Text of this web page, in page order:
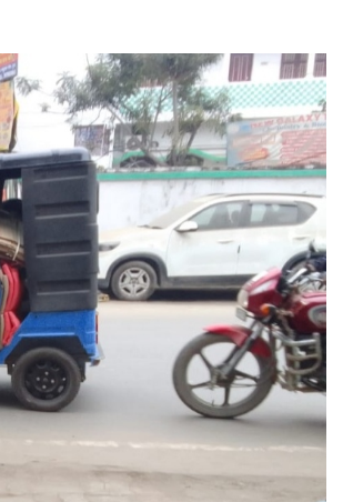
PRESS RELEASE
AI Agent Reaches Top 3
on HackerOne, Signalling a New Era of
AI-Driven Cybersecurity for Enterprises